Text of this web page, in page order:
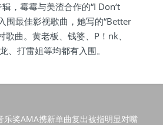
，霉霉与美渣合作的“I Don‘t
围最佳影视歌曲，她写的“Better
歌曲。黄老板、钱婆、P！nk、
、打雷姐等均都有入围。
乐奖AMA携新单曲复出被指明显对嘴